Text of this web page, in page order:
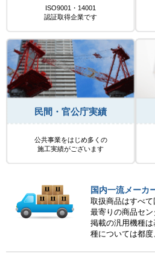
ISO9001・14001
認証取得企業です
民間・官公庁実績
公共事業をはじめ多くの
施工実績がございます
国内一流メーカ
取扱商品はすべ
最寄りの商品セン
掲載の汎用機種
種については都度